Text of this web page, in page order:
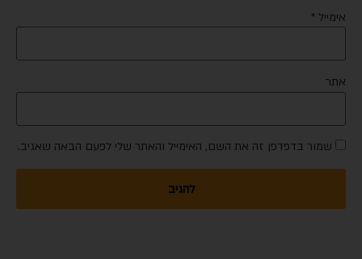
אימייל *
אתר
שמור בדפדפן זה את השם, האימייל והאתר שלי לפעם הבאה שאגיב.